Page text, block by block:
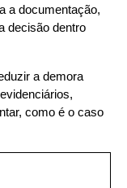
a documentação,
decisão dentro
a demora
como é o caso